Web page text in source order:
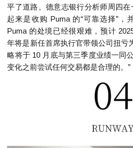
平了道路。德意志银行分析师周四
起来是收购 Puma 的“可靠选择”，
Puma 的处境已经很艰难，预计
年将是新任首席执行官带领公司扭亏
略将于 10 月底与第三季度业绩一同
变化之前尝试任何交易都是合理的。”